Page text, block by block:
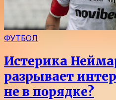
ФУТБОЛ
Истерика
разрывает
не в порядке?